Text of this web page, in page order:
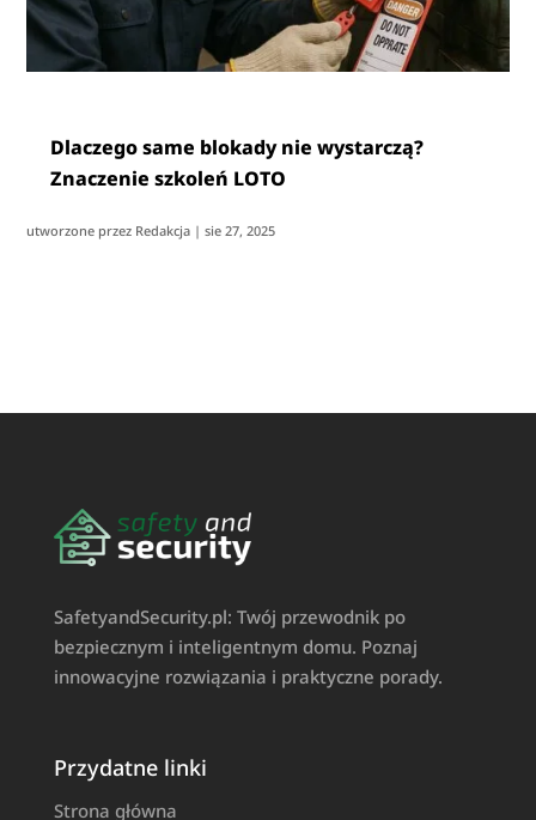
Dlaczego same blokady nie wystarczą?
Znaczenie szkoleń LOTO
utworzone przez Redakcja |sie 27, 2025
SafetyandSecurity.pl: Twój przewodnik po
bezpiecznym i inteligentnym domu. Poznaj
innowacyjne rozwiązania i praktyczne porady.
Przydatne linki
Strona główna